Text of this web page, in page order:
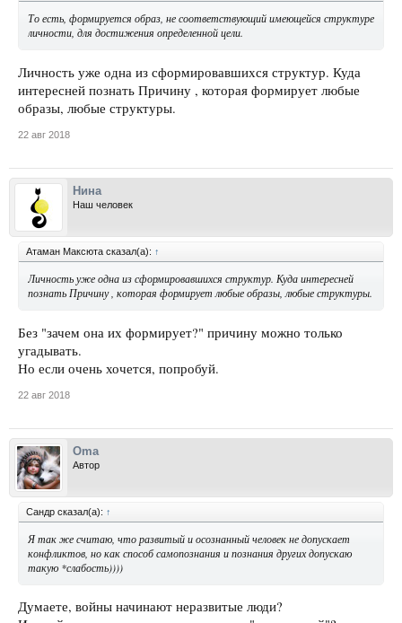
То есть, формируется образ, не соответствующий имеющейся структуре
личности, для достижения определенной цели.
Личность уже одна из сформировавшихся структур. Куда
интересней познать Причину , которая формирует любые
образы, любые структуры.
22 авг 2018
Нина
Наш человек
Атаман Максюта сказал(а): ↑
Личность уже одна из сформировавшихся структур. Куда интересней
познать Причину , которая формирует любые образы, любые структуры.
Без "зачем она их формирует?" причину можно только
угадывать.
Но если очень хочется, попробуй.
22 авг 2018
Oma
Автор
Сандр сказал(а): ↑
Я так же считаю, что развитый и осознанный человек не допускает
конфликтов, но как способ самопознания и познания других допускаю
такую *слабость))))
Думаете, войны начинают неразвитые люди?